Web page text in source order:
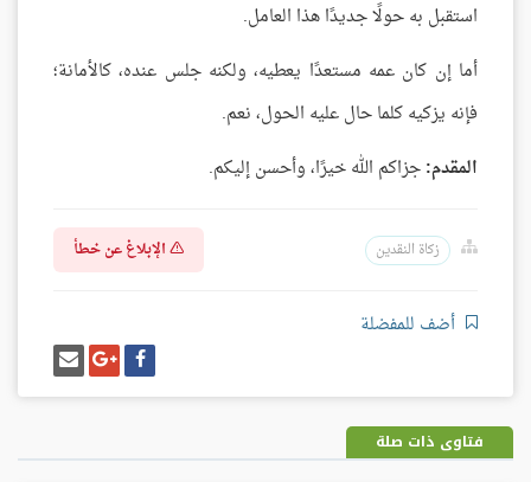
استقبل به حولًا جديدًا هذا العامل.
أما إن كان عمه مستعدًا يعطيه، ولكنه جلس عنده، كالأمانة؛
فإنه يزكيه كلما حال عليه الحول، نعم.
المقدم:جزاكم الله خيرًا، وأحسن إليكم.
زكاة النقدين الإبلاغ عن خطأ
أضف للمفضلة
شارك
على
فيسبوك
شارك
على
غوغل
بلس
إرسل
إيميل
فتاوى ذات صلة